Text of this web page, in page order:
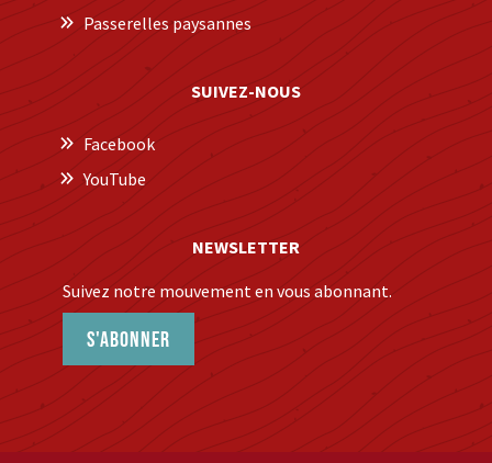
Passerelles paysannes
SUIVEZ-NOUS
Facebook
YouTube
NEWSLETTER
Suivez notre mouvement en vous abonnant.
S'abonner